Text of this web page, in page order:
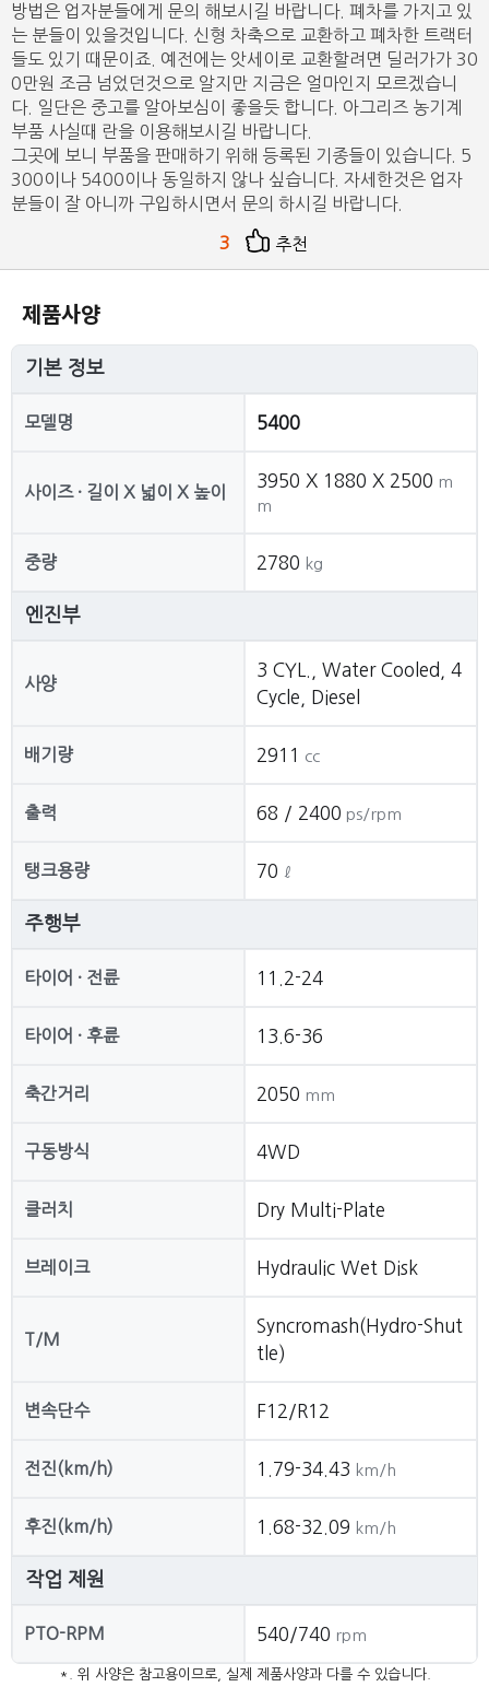
방법은 업자분들에게 문의 해보시길 바랍니다. 폐차를 가지고 있
는 분들이 있을것입니다. 신형 차축으로 교환하고 폐차한 트랙터
들도 있기 때문이죠. 예전에는 앗세이로 교환할려면 딜러가가 30
0만원 조금 넘었던것으로 알지만 지금은 얼마인지 모르겠습니
다. 일단은 중고를 알아보심이 좋을듯 합니다. 아그리즈 농기계
부품 사실때 란을 이용해보시길 바랍니다.
그곳에 보니 부품을 판매하기 위해 등록된 기종들이 있습니다. 5
300이나 5400이나 동일하지 않나 싶습니다. 자세한것은 업자
분들이 잘 아니까 구입하시면서 문의 하시길 바랍니다.
3 추천
제품사양
기본 정보
모델명 5400
사이즈 · 길이 X 넓이 X 높이
3950 X 1880 X 2500 m
m
중량 2780 kg
엔진부
사양
3 CYL., Water Cooled, 4
Cycle, Diesel
배기량 2911 cc
출력 68 / 2400 ps/rpm
탱크용량 70 ℓ
주행부
타이어 · 전륜 11.2-24
타이어 · 후륜 13.6-36
축간거리 2050 mm
구동방식 4WD
클러치 Dry Multi-Plate
브레이크 Hydraulic Wet Disk
T/M
Syncromash(Hydro-Shut
tle)
변속단수 F12/R12
전진(km/h) 1.79-34.43 km/h
후진(km/h) 1.68-32.09 km/h
작업 제원
PTO-RPM 540/740 rpm
*. 위 사양은 참고용이므로, 실제 제품사양과 다를 수 있습니다.